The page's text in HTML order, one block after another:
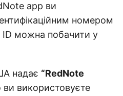
app ви
номером
можна побачити у
надає “RedNote
використовуєте